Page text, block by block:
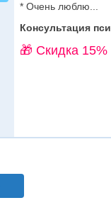
* Очень люблю...
Консультация
🎁 Cкидка